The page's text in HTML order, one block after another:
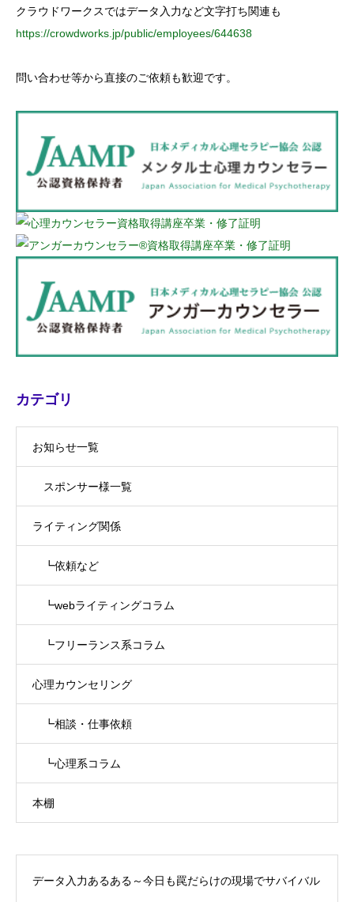
クラウドワークスではデータ入力など文字打ち関連も
https://crowdworks.jp/public/employees/644638
問い合わせ等から直接のご依頼も歓迎です。
カテゴリ
お知らせ一覧
スポンサー様一覧
ライティング関係
┗依頼など
┗webライティングコラム
┗フリーランス系コラム
心理カウンセリング
┗相談・仕事依頼
┗心理系コラム
本棚
データ入力あるある～今日も罠だらけの現場でサバイバル